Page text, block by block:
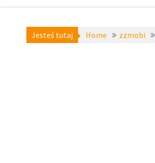
Jesteś tutaj Home zzmobi